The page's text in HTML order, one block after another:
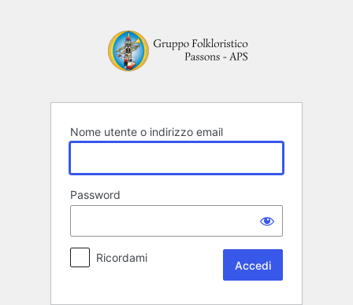
Nome utente o indirizzo email
Password
Ricordami